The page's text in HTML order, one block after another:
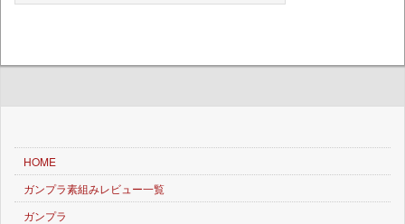
HOME
ガンプラ素組みレビュー一覧
ガンプラ